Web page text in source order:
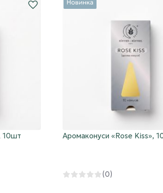
10шт Аромаконуси «Rose Kiss»,
(0)